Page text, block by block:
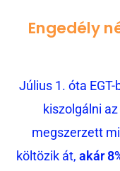
Engedély
Július 1. óta
kiszolgálni
megszerzett
költözik át, akár